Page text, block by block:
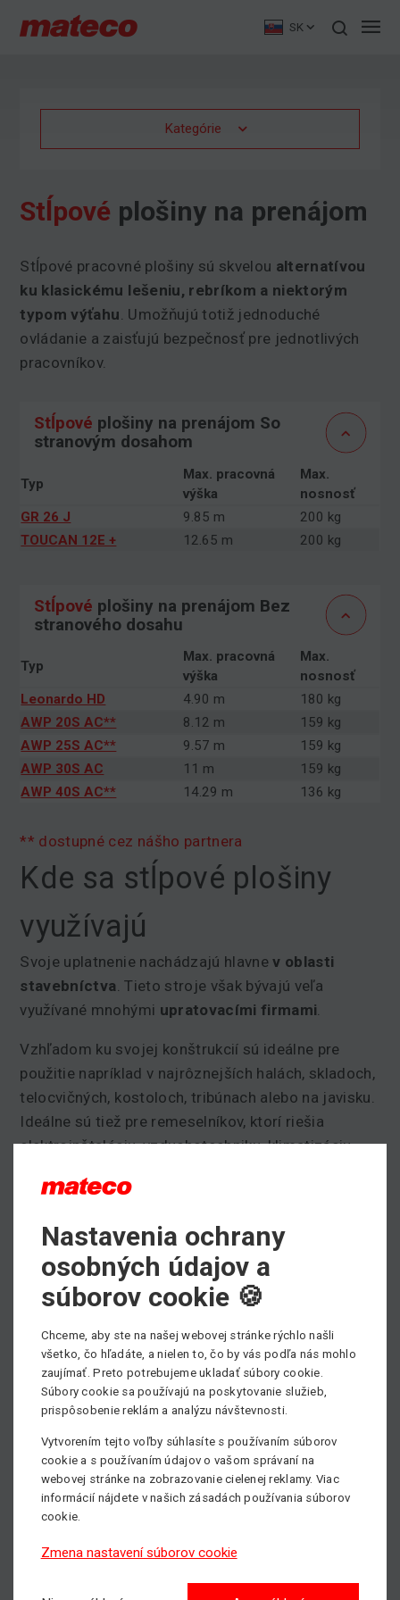
SK
Kategórie
Stĺpové plošiny na prenájom
Stĺpové pracovné plošiny sú skvelou alternatívou
ku klasickému lešeniu, rebríkom a niektorým
typom výťahu . Umožňujú totiž jednoduché
ovládanie a zaisťujú bezpečnosť pre jednotlivých
pracovníkov.
Stĺpové plošiny na prenájom So
stranovým dosahom
Typ
Max. pracovná
výška
Max.
nosnosť
GR 26 J
9.85 m
200 kg
TOUCAN 12E +
12.65 m 200 kg
Stĺpové plošiny na prenájom Bez
stranového dosahu
Typ
Max. pracovná
výška
Max.
nosnosť
Leonardo HD
4.90 m
180 kg
AWP 20S AC**
8.12 m
159 kg
AWP 25S AC**
9.57 m
159 kg
AWP 30S AC
11 m
159 kg
AWP 40S AC**
14.29 m 136 kg
** dostupné cez nášho partnera
Kde sa stĺpové plošiny
využívajú
Svoje uplatnenie nachádzajú hlavnev oblasti
stavebníctva. Tieto stroje však bývajú veľa
využívané mnohými upratovacími firmami.
Vzhľadom ku svojej konštrukcií sú ideálne pre
použitie napríklad v najrôznejších halách, skladoch,
telocvičných, kostoloch, tribúnach alebo na javisku.
Ideálne sú tiež pre remeselníkov, ktorí riešia
elektroinštaláciu, vzduchotechniku, klimatizáciu
rýchleho postaveniaa skvelou
manévrovateľnosťou.
Aké stĺpové plošiny
ponúkame
V rámci mateco zaisťujemeprenájom stĺpových
plošín od značiek Genie a JLG. Vybrať si pritom
zvolíte klasickú stĺpovú plošinu, alebo siahnete po
stĺpovej plošine s určitým stranovým dosahom
podľa Vašich potrieb.
stroji môževyšplhať až na 14,29 metrov
jednotlivých stĺpových plošín sa rovnako líši
Nastavenia ochrany
osobných údajov a
súborov cookie 🍪
Chceme, aby ste na našej webovej stránke rýchlo našli
všetko, čo hľadáte, a nielen to, čo by vás podľa nás mohlo
zaujímať. Preto potrebujeme ukladať súbory cookie.
Súbory cookie sa používajú na poskytovanie služieb,
prispôsobenie reklám a analýzu návštevnosti.
Vytvorením tejto voľby súhlasíte s používaním súborov
cookie a s používaním údajov o vašom správaní na
webovej stránke na zobrazovanie cielenej reklamy. Viac
informácií nájdete v našich zásadách používania súborov
cookie.
Zmena nastavení súborov cookie